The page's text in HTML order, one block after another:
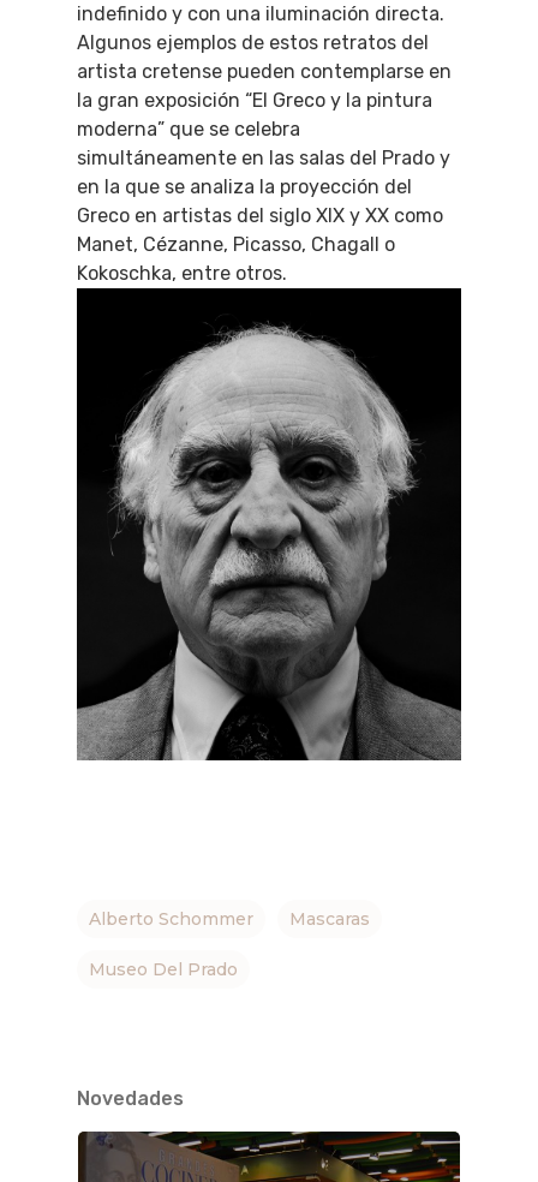
indefinido y con una iluminación directa.
Algunos ejemplos de estos retratos del
artista cretense pueden contemplarse en
la gran exposición “El Greco y la pintura
moderna” que se celebra
simultáneamente en las salas del Prado y
en la que se analiza la proyección del
Greco en artistas del siglo XIX y XX como
Manet, Cézanne, Picasso, Chagall o
Kokoschka, entre otros.
Alberto Schommer Mascaras
Museo Del Prado
Novedades